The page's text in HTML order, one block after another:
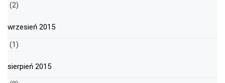
(2)
wrzesień 2015
(1)
sierpień 2015